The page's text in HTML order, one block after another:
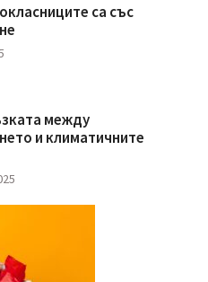
са със
между
и климатичните